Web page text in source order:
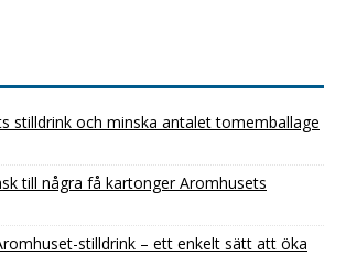
stilldrink och minska antalet tomemballage
till några få kartonger Aromhusets
stilldrink – ett enkelt sätt att öka